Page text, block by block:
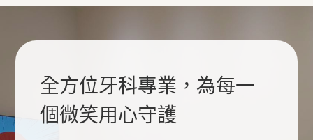
全方位牙科專業，為每一
個微笑用心守護